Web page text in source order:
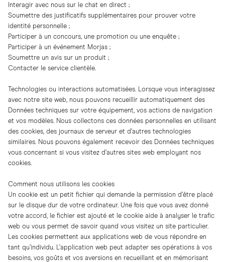
Interagir avec nous sur le chat en direct ;
Soumettre des justificatifs supplémentaires pour prouver votre
identité personnelle ;
Participer à un concours, une promotion ou une enquête ;
Participer à un événement Morjas ;
Soumettre un avis sur un produit ;
Contacter le service clientèle.
Technologies ou interactions automatisées. Lorsque vous interagissez
avec notre site web, nous pouvons recueillir automatiquement des
Données techniques sur votre équipement, vos actions de navigation
et vos modèles. Nous collectons ces données personnelles en utilisant
des cookies, des journaux de serveur et d’autres technologies
similaires. Nous pouvons également recevoir des Données techniques
vous concernant si vous visitez d’autres sites web employant nos
cookies.
Comment nous utilisons les cookies
Un cookie est un petit fichier qui demande la permission d’être placé
sur le disque dur de votre ordinateur. Une fois que vous avez donné
votre accord, le fichier est ajouté et le cookie aide à analyser le trafic
web ou vous permet de savoir quand vous visitez un site particulier.
Les cookies permettent aux applications web de vous répondre en
tant qu’individu. L’application web peut adapter ses opérations à vos
besoins, vos goûts et vos aversions en recueillant et en mémorisant